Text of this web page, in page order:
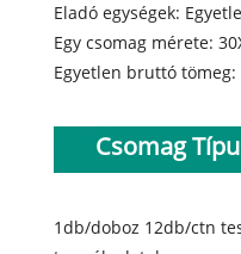
Eladó egységek:
Egy csomag mérete:
Egyetlen bruttó tömeg:
Csomag
1db/doboz 12db/ctn